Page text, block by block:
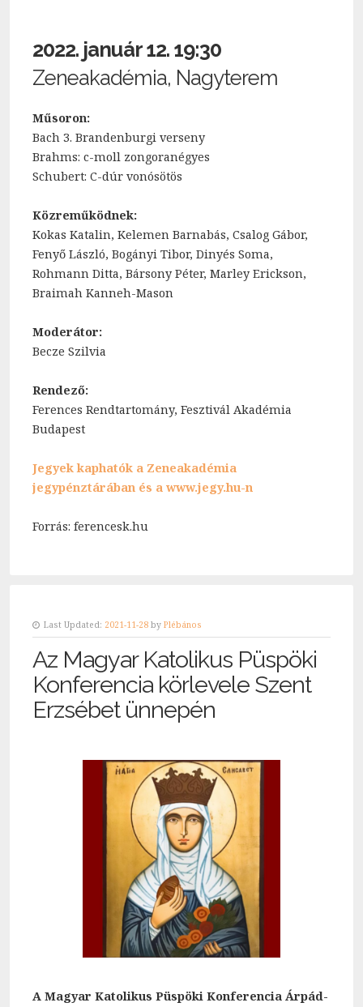
2022. január 12. 19:30
Zeneakadémia, Nagyterem
Műsoron:
Bach 3. Brandenburgi verseny
Brahms: c-moll zongoranégyes
Schubert: C-dúr vonósötös
Közreműködnek:
Kokas Katalin, Kelemen Barnabás, Csalog Gábor,
Fenyő László, Bogányi Tibor, Dinyés Soma,
Rohmann Ditta, Bársony Péter, Marley Erickson,
Braimah Kanneh-Mason
Moderátor:
Becze Szilvia
Rendező:
Ferences Rendtartomány, Fesztivál Akadémia
Budapest
Jegyek kaphatók a Zeneakadémia
jegypénztárában és a www.jegy.hu-n
Forrás: ferencesk.hu
Last Updated: 2021-11-28 by Plébános
Az Magyar Katolikus Püspöki
Konferencia körlevele Szent
Erzsébet ünnepén
A Magyar Katolikus Püspöki Konferencia Árpád-